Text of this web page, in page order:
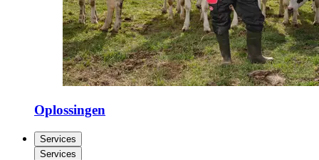
Oplossingen
Services
Services